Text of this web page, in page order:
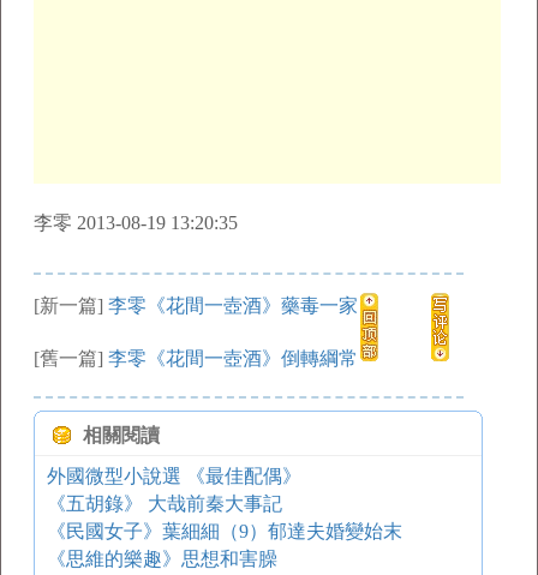
李零 2013-08-19 13:20:35
[新一篇] 李零《花間一壺酒》藥毒一家
[舊一篇] 李零《花間一壺酒》倒轉綱常
相關閱讀
外國微型小說選 《最佳配偶》
《五胡錄》 大哉前秦大事記
《民國女子》葉細細（9）郁達夫婚變始末
《思維的樂趣》思想和害臊